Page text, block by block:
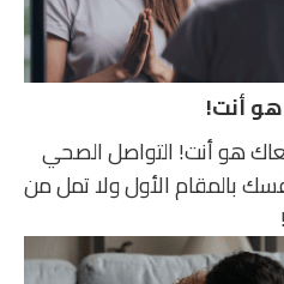
أنت!
هو أنت! التواصل الصحي
بالمقام الأول ولا تمل من